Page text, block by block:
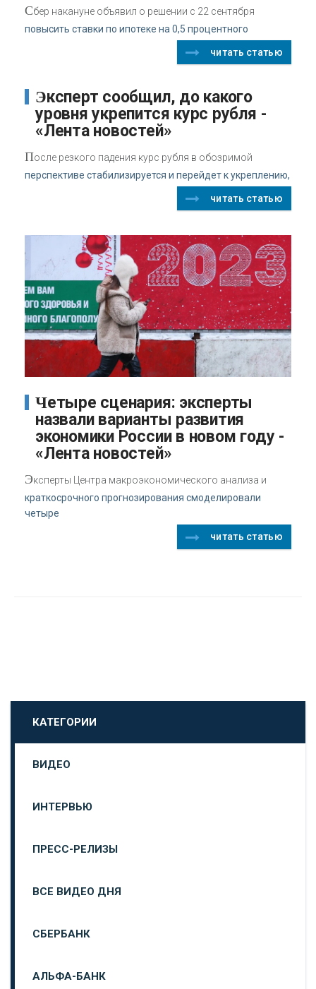
Сбер накануне объявил о решении с 22 сентября
повысить ставки по ипотеке на 0,5 процентного
читать статью
Эксперт сообщил, до какого
уровня укрепится курс рубля -
«Лента новостей»
После резкого падения курс рубля в обозримой
перспективе стабилизируется и перейдет к укреплению,
читать статью
Четыре сценария: эксперты
назвали варианты развития
экономики России в новом году -
«Лента новостей»
Эксперты Центра макроэкономического анализа и
краткосрочного прогнозирования смоделировали
четыре
читать статью
КАТЕГОРИИ
ВИДЕО
ИНТЕРВЬЮ
ПРЕСС-РЕЛИЗЫ
ВСЕ ВИДЕО ДНЯ
СБЕРБАНК
АЛЬФА-БАНК